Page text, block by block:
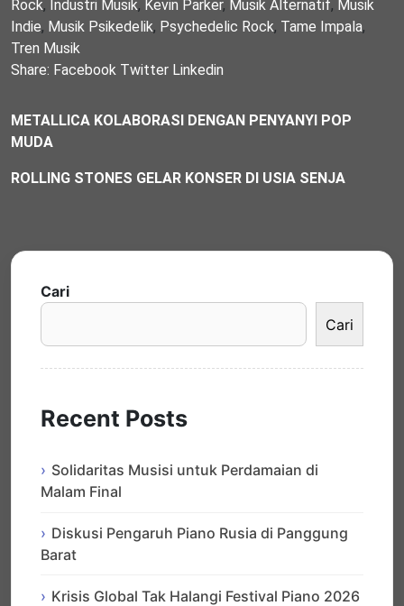
Rock, Industri Musik, Kevin Parker, Musik Alternatif, Musik
Indie, Musik Psikedelik, Psychedelic Rock, Tame Impala,
Tren Musik
Share: Facebook Twitter Linkedin
METALLICA KOLABORASI DENGAN PENYANYI POP
MUDA
ROLLING STONES GELAR KONSER DI USIA SENJA
Cari
Cari
Recent Posts
Solidaritas Musisi untuk Perdamaian di
Malam Final
Diskusi Pengaruh Piano Rusia di Panggung
Barat
Krisis Global Tak Halangi Festival Piano 2026